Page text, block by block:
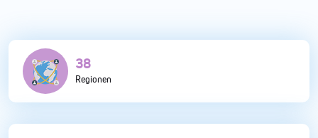
118
Regionen